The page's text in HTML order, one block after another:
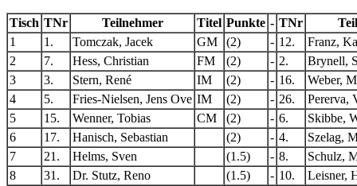
Tisch TNr Teilnehmer Titel Punkte - TNr
1
1. Tomczak, Jacek GM (2) - 12.
Franz,
2
7. Hess, Christian FM (2) - 2.
Brynell,
3
3. Stern, René IM (2) - 16.
Weber,
4
5. Fries-Nielsen, Jens Ove IM (2) - 26.
Pererva,
5
15. Wenner, Tobias CM (2) - 6.
Skibbe,
6
17. Hanisch, Sebastian (2) - 4.
Szelag,
7
21. Helms, Sven (1.5) - 8.
Schulz,
8
31. Dr. Stutz, Reno (1.5) - 10.
Leisner,